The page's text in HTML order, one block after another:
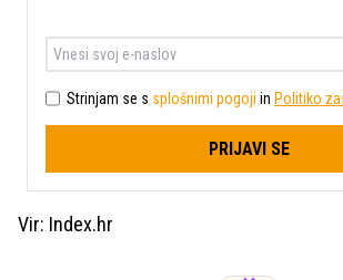
Strinjam se s splošnimi pogoji in Politiko
PRIJAVI SE
Vir: Index.hr